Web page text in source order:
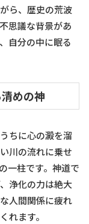
ら、歴史の荒波
思議な背景があ
自分の中に眠る
めの神
ちに心の澱を溜
川の流れに乗せ
一柱です。神道で
浄化の力は絶大
人間関係に疲れ
れます。